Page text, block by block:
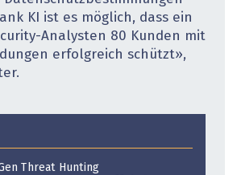
KI ist es möglich, dass ein
Analysten 80 Kunden mit
erfolgreich schützt»,
Threat Hunting